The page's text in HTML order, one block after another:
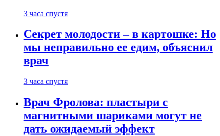
3 часа спустя
Секрет молодости – в картошке: Но
мы неправильно ее едим, объяснил
врач
3 часа спустя
Врач Фролова: пластыри с
магнитными шариками могут не
дать ожидаемый эффект